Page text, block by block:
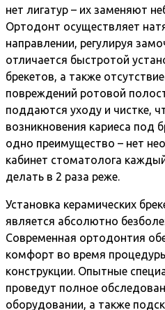
нет лигатур – их заменяют
Ортодонт осуществляет
направлении, регулируя
отличается быстротой
брекетов, а также
повреждений ротовой
поддаются уходу и чистке,
возникновения кариеса под
одно преимущество – нет
кабинет стоматолога
делать в 2 раза реже.
Установка керамических
является абсолютно
Современная ортодонтия
комфорт во время
конструкции. Опытные
проведут полное
оборудовании, а также